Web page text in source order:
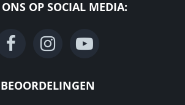
OP SOCIAL MEDIA:
BEOORDELINGEN